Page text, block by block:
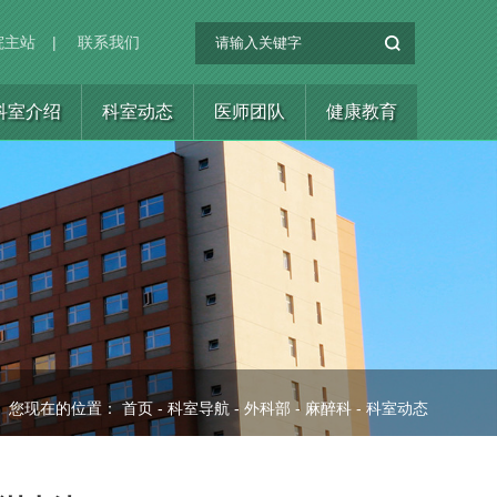
主站 | 联系我们
室介绍 科室动态 医师团队 健康教育
您现在的位置： 首页 - 科室导航 - 外科部 - 麻醉科 - 科室动态